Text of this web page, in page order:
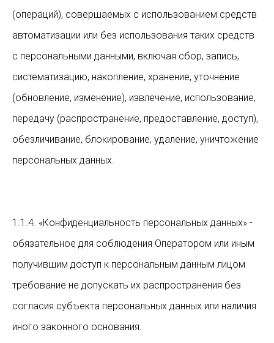
(операций), совершаемых с использованием средств
автоматизации или без использования таких средств
с персональными данными, включая сбор, запись,
систематизацию, накопление, хранение, уточнение
(обновление, изменение), извлечение, использование,
передачу (распространение, предоставление, доступ),
обезличивание, блокирование, удаление, уничтожение
персональных данных.
1.1.4. «Конфиденциальность персональных данных» -
обязательное для соблюдения Оператором или иным
получившим доступ к персональным данным лицом
требование не допускать их распространения без
согласия субъекта персональных данных или наличия
иного законного основания.